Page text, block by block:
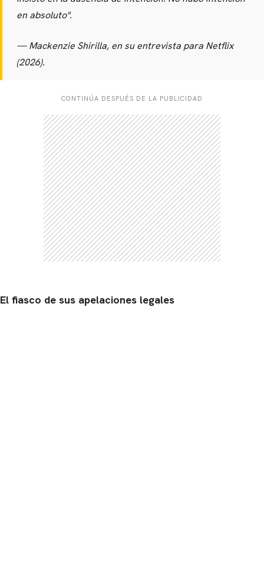
en absoluto".
— Mackenzie Shirilla, en su entrevista para Netflix
(2026).
CONTINÚA DESPUÉS DE LA PUBLICIDAD
El fiasco de sus apelaciones legales